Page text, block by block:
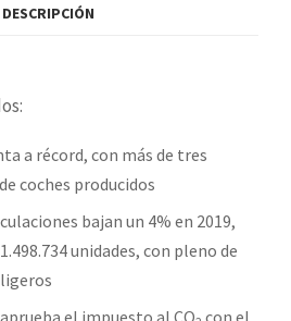
DESCRIPCIÓN
a récord, con más de tres
coches producidos
bajan un 4% en 2019,
unidades, con pleno de
el impuesto al CO con el